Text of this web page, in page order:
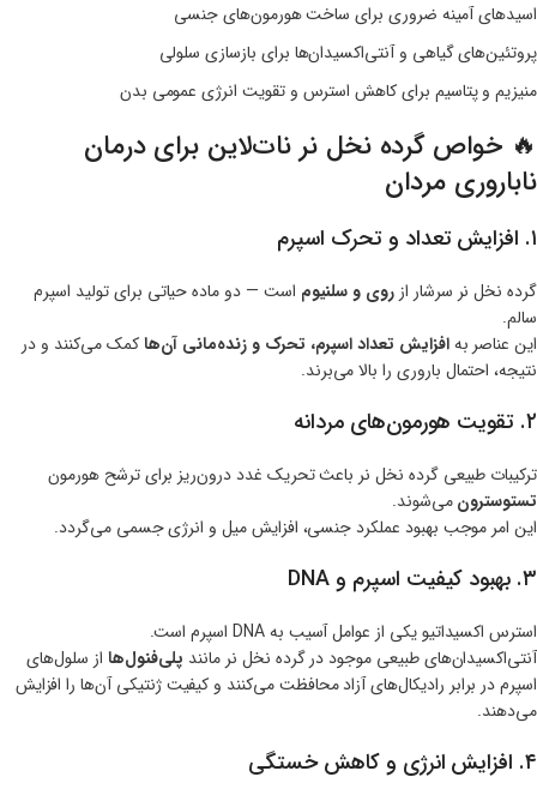
اسیدهای آمینه ضروری برای ساخت هورمون‌های جنسی
پروتئین‌های گیاهی و آنتی‌اکسیدان‌ها برای بازسازی سلولی
منیزیم و پتاسیم برای کاهش استرس و تقویت انرژی عمومی بدن
🔥 خواص گرده نخل نر نات‌لاین برای درمان
ناباروری مردان
۱. افزایش تعداد و تحرک اسپرم
گرده نخل نر سرشار از روی و سلنیوم است — دو ماده حیاتی برای تولید اسپرم
سالم.
این عناصر بهافزایش تعداد اسپرم، تحرک و زنده‌مانی آن‌ها کمک می‌کنند و در
نتیجه، احتمال باروری را بالا می‌برند.
۲. تقویت هورمون‌های مردانه
ترکیبات طبیعی گرده نخل نر باعث تحریک غدد درون‌ریز برای ترشح هورمون
تستوسترونمی‌شوند.
این امر موجب بهبود عملکرد جنسی، افزایش میل و انرژی جسمی می‌گردد.
۳. بهبود کیفیت اسپرم و DNA
استرس اکسیداتیو یکی از عوامل آسیب به DNA اسپرم است.
آنتی‌اکسیدان‌های طبیعی موجود در گرده نخل نر مانند پلی‌فنول‌ها از سلول‌های
اسپرم در برابر رادیکال‌های آزاد محافظت می‌کنند و کیفیت ژنتیکی آن‌ها را افزایش
می‌دهند.
۴. افزایش انرژی و کاهش خستگی